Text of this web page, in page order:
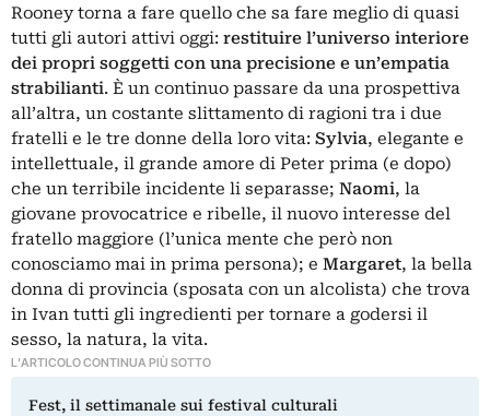
Rooney torna a fare quello che sa fare meglio di quasi
tutti gli autori attivi oggi: restituire l’universo interiore
dei propri soggetti con una precisione e un’empatia
strabilianti. È un continuo passare da una prospettiva
all’altra, un costante slittamento di ragioni tra i due
fratelli e le tre donne della loro vita: Sylvia, elegante e
intellettuale, il grande amore di Peter prima (e dopo)
che un terribile incidente li separasse; Naomi, la
giovane provocatrice e ribelle, il nuovo interesse del
fratello maggiore (l’unica mente che però non
conosciamo mai in prima persona); e Margaret, la bella
donna di provincia (sposata con un alcolista) che trova
in Ivan tutti gli ingredienti per tornare a godersi il
sesso, la natura, la vita.
L'ARTICOLO CONTINUA PIÙ SOTTO
Fest, il settimanale sui festival culturali